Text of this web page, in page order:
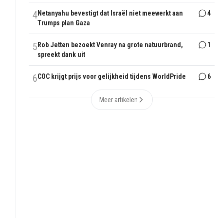
4Netanyahu bevestigt dat Israël niet meewerkt aan
Trumps plan Gaza
4
5 Rob Jetten bezoekt Venray na grote natuurbrand,
spreekt dank uit
1
6COC krijgt prijs voor gelijkheid tijdens WorldPride 6
Meer artikelen